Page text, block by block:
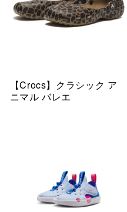
【Crocs】クラシック ア
ニマル バレエ